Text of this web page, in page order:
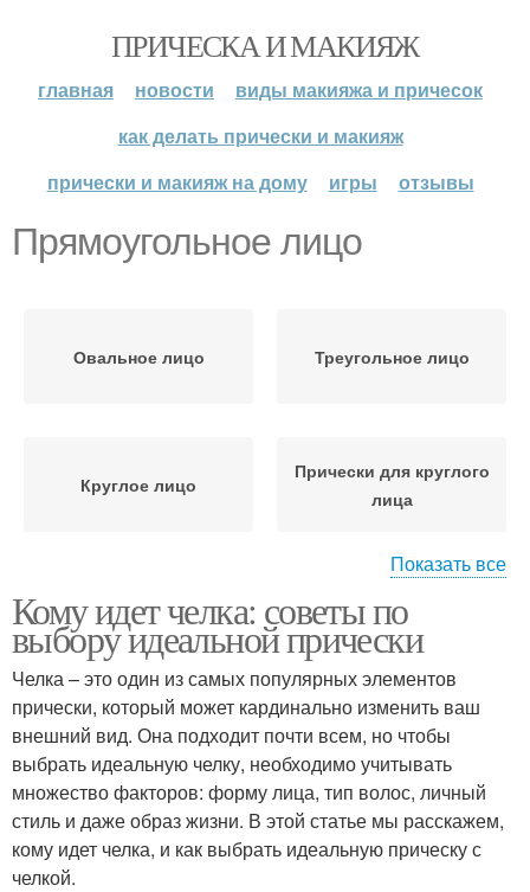
ПРИЧЕСКА И МАКИЯЖ
главная новости
виды макияжа и причесок
как делать прически и макияж
прически и макияж на дому
игры отзывы
Прямоугольное лицо
Овальное лицо Треугольное лицо
Круглое лицо
Прически для круглого
лица
волосы
волосы
Лица на длинные
волосы
Квадратное лицо
Ромбовидное лицо
Показать все
Кому идет челка: советы по
выбору идеальной прически
Челка – это один из самых популярных элементов
прически, который может кардинально изменить ваш
внешний вид. Она подходит почти всем, но чтобы
выбрать идеальную челку, необходимо учитывать
множество факторов: форму лица, тип волос, личный
стиль и даже образ жизни. В этой статье мы расскажем,
кому идет челка, и как выбрать идеальную прическу с
челкой.